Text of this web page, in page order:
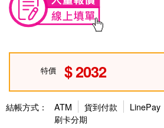
特價 2032
結帳方式： ATM 貨到付款 LinePay
刷卡分期